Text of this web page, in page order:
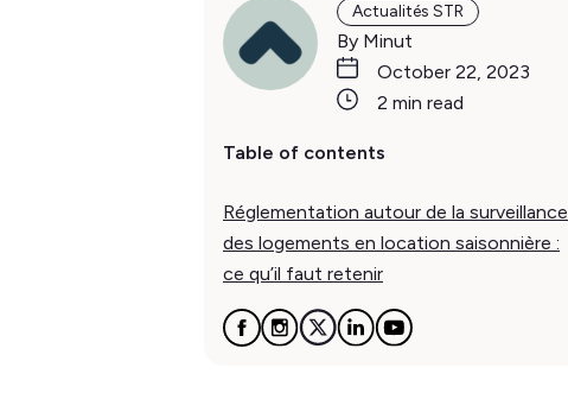
Actualités STR
By Minut
October 22, 2023
2 min read
Table of contents
Réglementation autour de la surveillance
des logements en location saisonnière :
ce qu’il faut retenir